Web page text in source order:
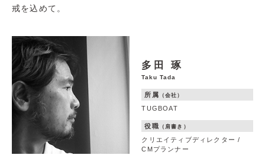
戒を込めて。
多田 琢
Taku Tada
所属 （会社）
TUGBOAT
役職 （肩書き）
クリエイティブディレクター /
CMプランナー